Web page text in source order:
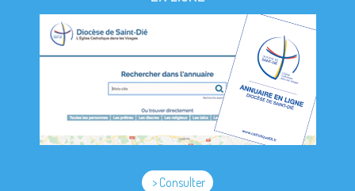
> Consulter